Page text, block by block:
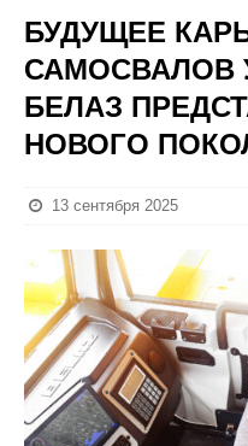
БУДУЩЕЕ
САМОСВАЛОВ
БЕЛАЗ
НОВОГО
13 сентября 2025